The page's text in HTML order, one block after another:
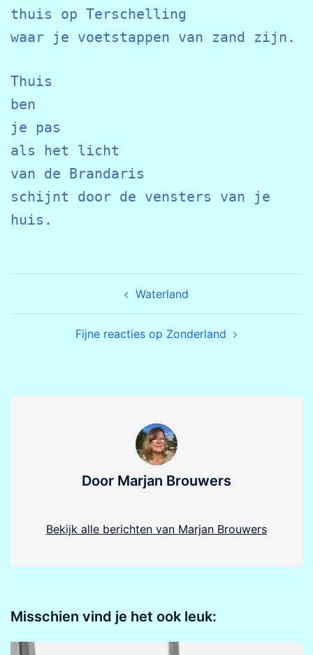
thuis op Terschelling
Thuis
ben
je pas
als het licht
van de Brandaris
schijnt door de vensters van je
Waterland
Fijne reacties op Zonderland
Door Marjan Brouwers
Bekijk alle berichten van Marjan Brouwers
Misschien vind je het ook leuk: